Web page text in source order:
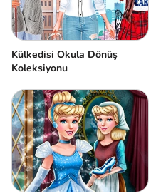
Külkedisi Okula Dönüş
Koleksiyonu